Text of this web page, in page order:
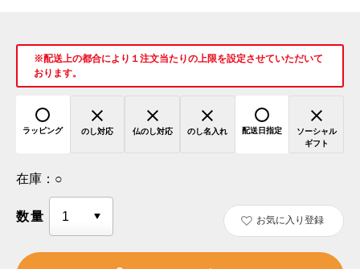
※配送上の都合により１注文当たりの上限を設定させていただいて
おります。
ラッピング のし対応 仏のし対応 のし名入れ 配送日指定
ソーシャル
ギフト
在庫： ○
数量 お気に入り登録